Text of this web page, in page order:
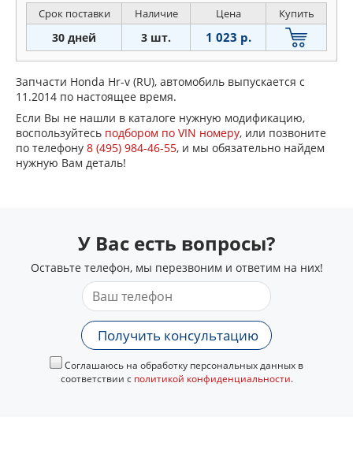
Срок поставки Наличие Цена Купить
30 дней 3 шт. 1 023 р.
Запчасти Honda Hr-v (RU), автомобиль выпускается с
11.2014 по настоящее время.
Если Вы не нашли в каталоге нужную модификацию,
воспользуйтесь подбором по VIN номеру, или позвоните
по телефону 8 (495) 984-46-55, и мы обязательно найдем
нужную Вам деталь!
У Вас есть вопросы?
Оставьте телефон, мы перезвоним и ответим на них!
Получить консультацию
Соглашаюсь на обработку персональных данных в
соответствии с политикой конфиденциальности.